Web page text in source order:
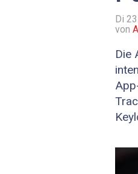
Di
von
Die